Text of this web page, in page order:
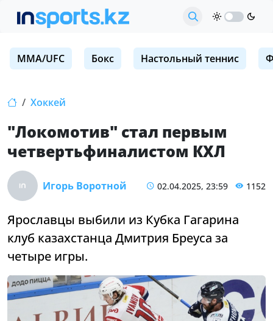
MMA/UFC Бокс Настольный теннис
Хоккей
"Локомотив" стал первым
четвертьфиналистом КХЛ
Игорь Воротной 02.04.2025, 23:59 1152
Ярославцы выбили из Кубка Гагарина
клуб казахстанца Дмитрия Бреуса за
четыре игры.